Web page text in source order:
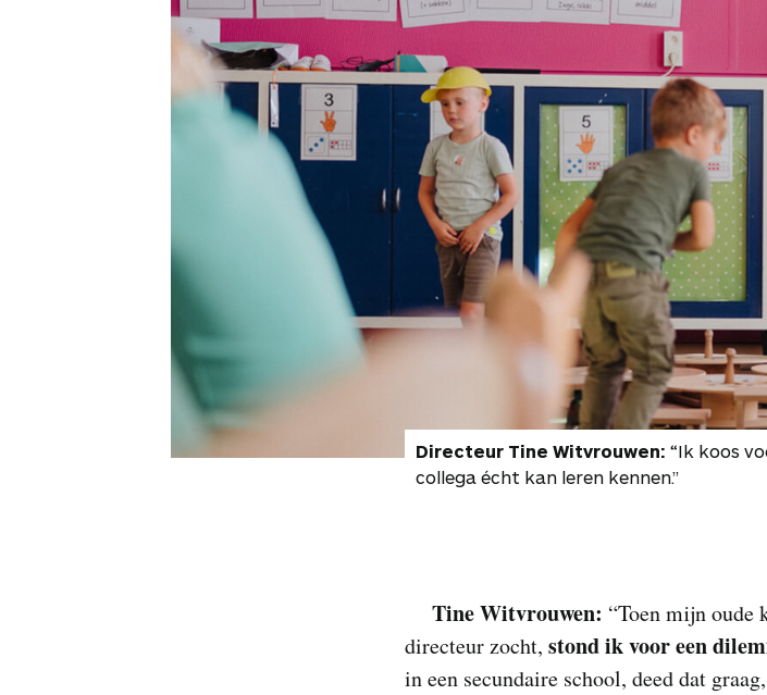
Directeur Tine Witvrouwen: “Ik koos
collega écht kan leren kennen.”
Tine Witvrouwen: “Toen mijn oude
directeur zocht, stond ik voor een
in een secundaire school, deed dat